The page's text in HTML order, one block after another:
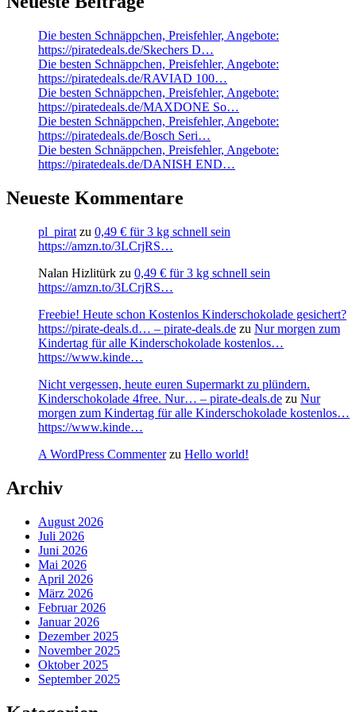
Die besten Schnäppchen, Preisfehler, Angebote:
https://piratedeals.de/Skechers D…
Die besten Schnäppchen, Preisfehler, Angebote:
https://piratedeals.de/RAVIAD 100…
Die besten Schnäppchen, Preisfehler, Angebote:
https://piratedeals.de/MAXDONE So…
Die besten Schnäppchen, Preisfehler, Angebote:
https://piratedeals.de/Bosch Seri…
Die besten Schnäppchen, Preisfehler, Angebote:
https://piratedeals.de/DANISH END…
Neueste Kommentare
pl_pirat zu 0,49 € für 3 kg schnell sein
https://amzn.to/3LCrjRS…
Nalan Hizlitürk zu 0,49 € für 3 kg schnell sein
https://amzn.to/3LCrjRS…
Freebie! Heute schon Kostenlos Kinderschokolade gesichert?
https://pirate-deals.d… – pirate-deals.de zu Nur morgen zum
Kindertag für alle Kinderschokolade kostenlos…
https://www.kinde…
Nicht vergessen, heute euren Supermarkt zu plündern.
Kinderschokolade 4free. Nur… – pirate-deals.de zu Nur
morgen zum Kindertag für alle Kinderschokolade kostenlos…
https://www.kinde…
A WordPress Commenterzu Hello world!
Archiv
August 2026
Juli 2026
Juni 2026
Mai 2026
April 2026
März 2026
Februar 2026
Januar 2026
Dezember 2025
November 2025
Oktober 2025
September 2025